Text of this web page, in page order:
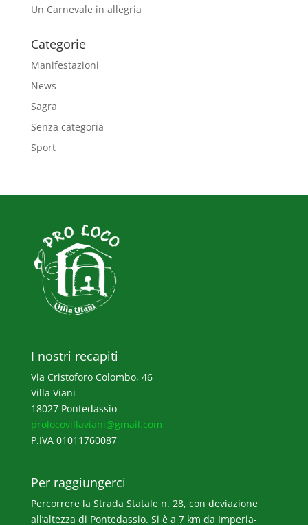
Un Carnevale in allegria
Categorie
Manifestazioni
News
Sagra
Senza categoria
Sport
I nostri recapiti
Via Cristoforo Colombo, 46
Villa Viani
18027 Pontedassio
prolocovillaviani@gmail.com
P.IVA 01011760087
Per raggiungerci
Percorrere la Strada Statale n. 28, con deviazione
all’altezza di Pontedassio. Si è a 7 km da Imperia-